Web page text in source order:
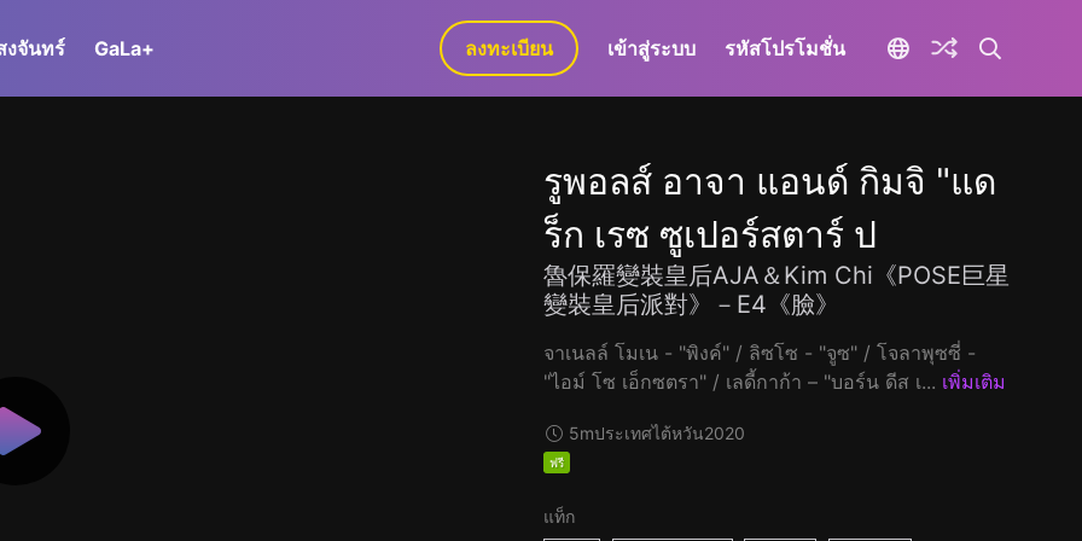
งจันทร์ GaLa+ ลงทะเบียน เข้าสู่ระบบ รหัสโปรโมชั่น
รูพอลส์ อาจา แอนด์ กิมจิ "แด
ร็ก เรซ ซูเปอร์สตาร์ ป
魯保羅變裝皇后AJA＆Kim Chi《POSE巨星
變裝皇后派對》－E4《臉》
จาเนลล์ โมเน - "พิงค์" / ลิซโซ - "จูซ" / โจลาพุซซี่ -
"ไอม์ โซ เอ็กซตรา" / เลดี้กาก้า – "บอร์น ดีส เ... เพิ่มเติม
5mประเทศไต้หวัน2020
ฟรี
แท็ก